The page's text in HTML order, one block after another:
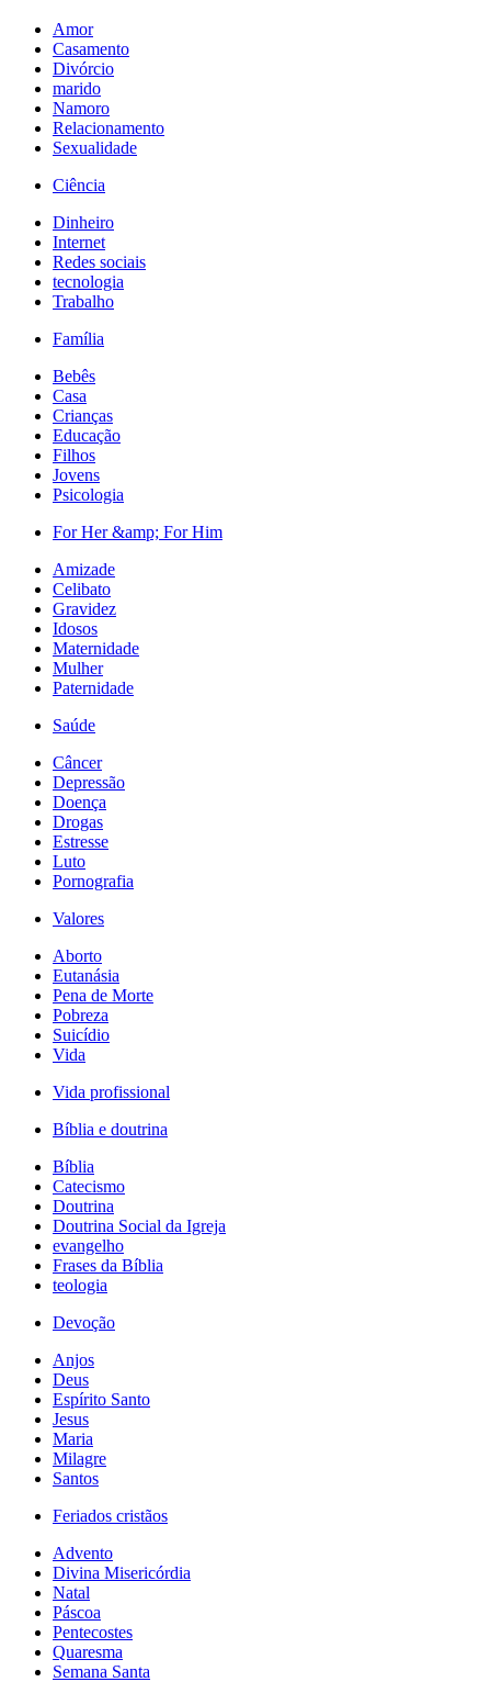
Amor
Casamento
Divórcio
marido
Namoro
Relacionamento
Sexualidade
Ciência
Dinheiro
Internet
Redes sociais
tecnologia
Trabalho
Família
Bebês
Casa
Crianças
Educação
Filhos
Jovens
Psicologia
For Her &amp; For Him
Amizade
Celibato
Gravidez
Idosos
Maternidade
Mulher
Paternidade
Saúde
Câncer
Depressão
Doença
Drogas
Estresse
Luto
Pornografia
Valores
Aborto
Eutanásia
Pena de Morte
Pobreza
Suicídio
Vida
Vida profissional
Bíblia e doutrina
Bíblia
Catecismo
Doutrina
Doutrina Social da Igreja
evangelho
Frases da Bíblia
teologia
Devoção
Anjos
Deus
Espírito Santo
Jesus
Maria
Milagre
Santos
Feriados cristãos
Advento
Divina Misericórdia
Natal
Páscoa
Pentecostes
Quaresma
Semana Santa